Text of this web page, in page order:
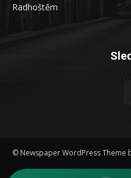
Radhoštěm
© Newspaper WordPress Theme